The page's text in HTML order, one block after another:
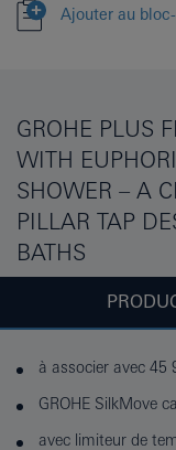
Ajouter au
GROHE PLUS
WITH
SHOWER – A
PILLAR TAP
BATHS
à associer avec 45
GROHE SilkMove
avec limiteur de